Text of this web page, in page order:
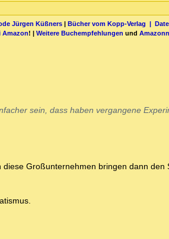
Jürgen Küßners| Bücher vom Kopp-Verlag |
Amazon! | Weitere Buchempfehlungen und
sein, dass haben vergangene
Großunternehmen bringen dann den